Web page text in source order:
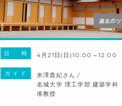
日 時 4月21日(日)10:00～12:00
ガ イ ド
米澤貴紀さん /
名城大学 理工学部 建築学科
准教授